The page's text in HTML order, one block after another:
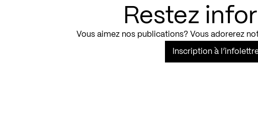
Restez
Vous aimez nos publications? Vous adorerez
Inscription à